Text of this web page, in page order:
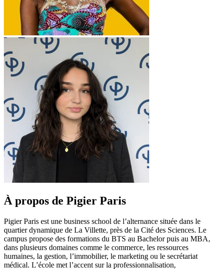
À propos de Pigier Paris
Pigier Paris est une business school de l’alternance située dans le
quartier dynamique de La Villette, près de la Cité des Sciences. Le
campus propose des formations du BTS au Bachelor puis au MBA,
dans plusieurs domaines comme le commerce, les ressources
humaines, la gestion, l’immobilier, le marketing ou le secrétariat
médical. L’école met l’accent sur la professionnalisation,